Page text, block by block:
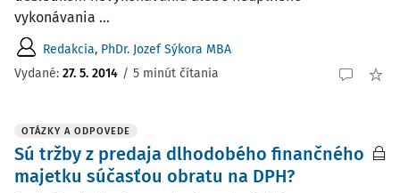
vykonávania ...
Redakcia, PhDr. Jozef Sýkora MBA
Vydané: 27. 5. 2014 / 5 minút čítania
OTÁZKY A ODPOVEDE
Sú tržby z predaja dlhodobého finančného
majetku súčasťou obratu na DPH?